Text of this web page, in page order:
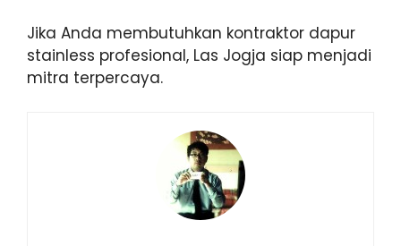
Jika Anda membutuhkan kontraktor dapur
stainless profesional, Las Jogja siap menjadi
mitra terpercaya.